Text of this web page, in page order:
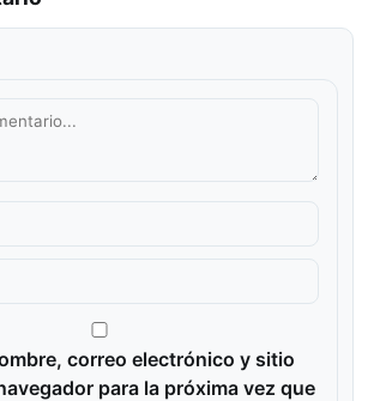
correo electrónico y sitio
para la próxima vez que